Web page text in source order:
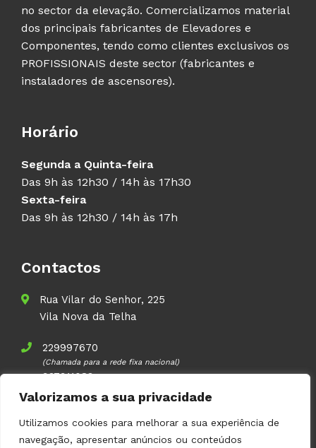
Valorizamos a sua privacidade
Utilizamos cookies para melhorar a sua experiência de
navegação, apresentar anúncios ou conteúdos
no sector da elevação. Comercializamos material
dos principais fabricantes de Elevadores e
Componentes, tendo como clientes exclusivos os
PROFISSIONAIS deste sector (fabricantes e
instaladores de ascensores).
Horário
Segunda a Quinta-feira
Das 9h às 12h30 / 14h às 17h30
Sexta-feira
Das 9h às 12h30 / 14h às 17h
Contactos
Rua Vilar do Senhor, 225
Vila Nova da Telha
229997670
(Chamada para a rede fixa nacional)
937911083
(Chamada para a rede móvel nacional)
geral@volupal.pt